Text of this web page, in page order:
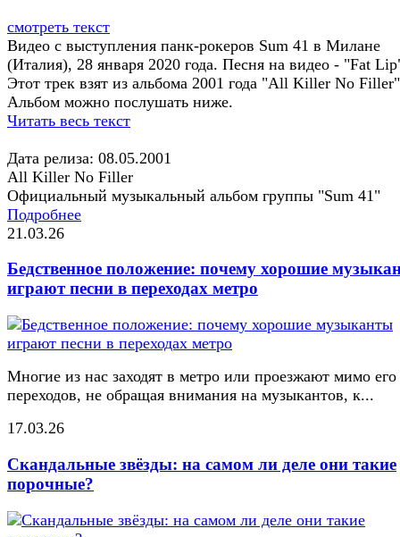
смотреть текст
Видео с выступления панк-рокеров Sum 41 в Милане
(Италия), 28 января 2020 года. Песня на видео - "Fat
Этот трек взят из альбома 2001 года "All Killer No
Альбом можно послушать ниже.
Читать весь текст
Дата релиза: 08.05.2001
All Killer No Filler
Официальный музыкальный альбом группы "Sum 41"
Подробнее
21.03.26
Бедственное положение: почему хорошие
играют песни в переходах метро
Многие из нас заходят в метро или проезжают мимо его
переходов, не обращая внимания на музыкантов, к...
17.03.26
Скандальные звёзды: на самом ли деле они такие
порочные?